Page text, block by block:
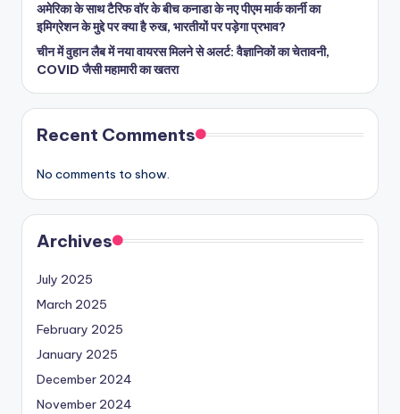
अमेरिका के साथ टैरिफ वॉर के बीच कनाडा के नए पीएम मार्क कार्नी का
इमिग्रेशन के मुद्दे पर क्या है रुख, भारतीयों पर पड़ेगा प्रभाव?
चीन में वुहान लैब में नया वायरस मिलने से अलर्ट: वैज्ञानिकों का चेतावनी,
COVID जैसी महामारी का खतरा
Recent Comments
No comments to show.
Archives
July 2025
March 2025
February 2025
January 2025
December 2024
November 2024